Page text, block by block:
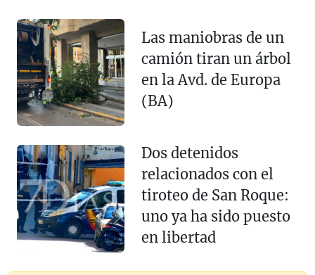
Las maniobras de un
camión tiran un árbol
en la Avd. de Europa
(BA)
Dos detenidos
relacionados con el
tiroteo de San Roque:
uno ya ha sido puesto
en libertad